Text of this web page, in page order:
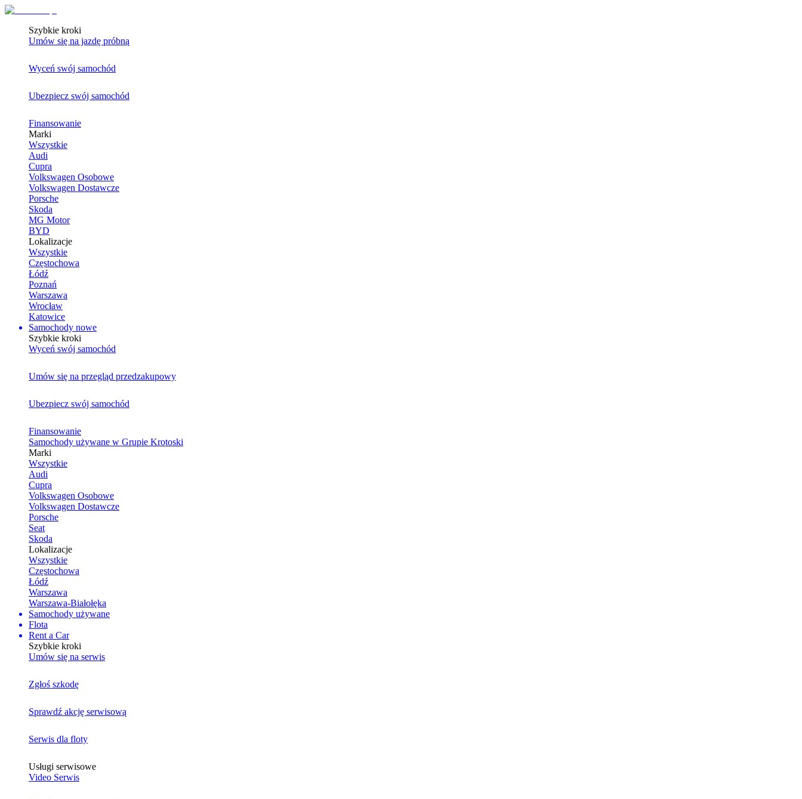
Szybkie kroki
Umów się na jazdę próbną
Wyceń swój samochód
Ubezpiecz swój samochód
Finansowanie
Marki
Wszystkie
Audi
Cupra
Volkswagen Osobowe
Volkswagen Dostawcze
Porsche
Skoda
MG Motor
BYD
Lokalizacje
Wszystkie
Częstochowa
Łódź
Poznań
Warszawa
Wrocław
Katowice
Samochody nowe
Szybkie kroki
Wyceń swój samochód
Umów się na przegląd przedzakupowy
Ubezpiecz swój samochód
Finansowanie
Samochody używane w Grupie Krotoski
Marki
Wszystkie
Audi
Cupra
Volkswagen Osobowe
Volkswagen Dostawcze
Porsche
Seat
Skoda
Lokalizacje
Wszystkie
Częstochowa
Łódź
Warszawa
Warszawa-Białołęka
Samochody używane
Flota
Rent a Car
Szybkie kroki
Umów się na serwis
Zgłoś szkodę
Sprawdź akcję serwisową
Serwis dla floty
Usługi serwisowe
Video Serwis